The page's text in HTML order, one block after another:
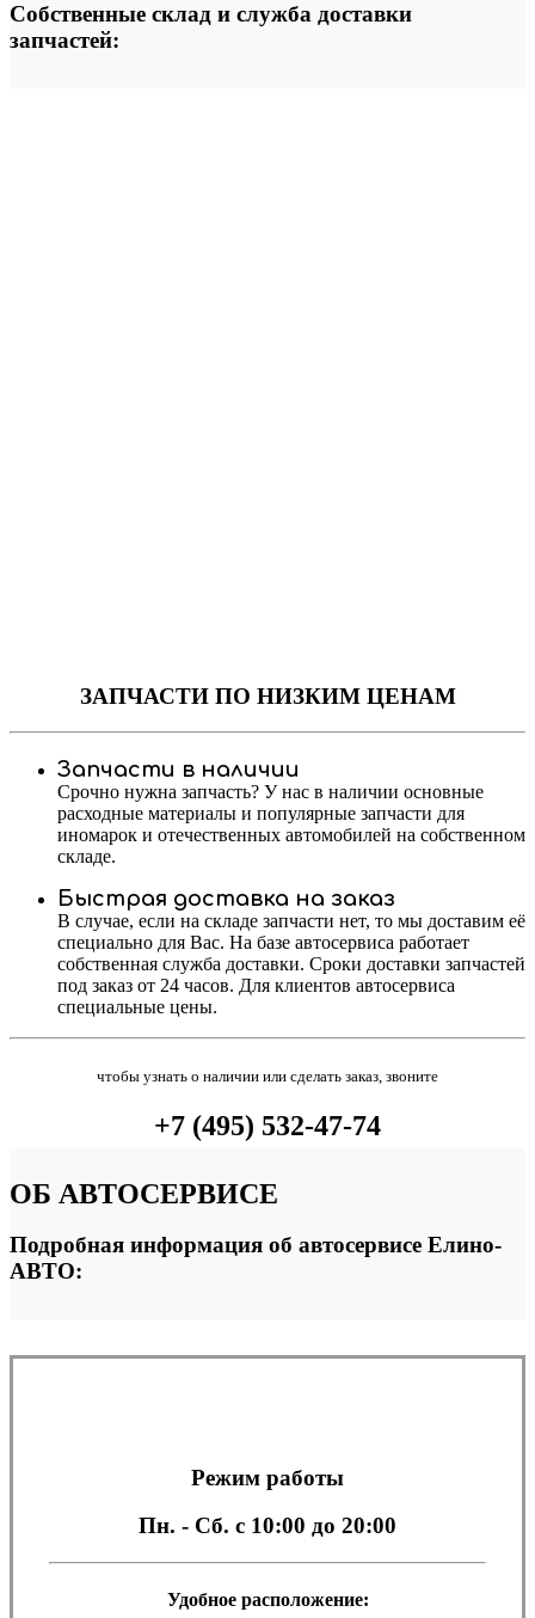
Собственные склад и служба доставки
запчастей:
ЗАПЧАСТИПО НИЗКИМ ЦЕНАМ
Запчасти в наличии
Срочно нужна запчасть? У нас в наличии основные
расходные материалы и популярные запчасти для
иномарок и отечественных автомобилей на собственном
складе.
Быстрая доставка на заказ
В случае, если на складе запчасти нет, то мы доставим её
специально для Вас. На базе автосервиса работает
собственная служба доставки. Сроки доставки запчастей
под заказ от 24 часов. Для клиентов автосервиса
специальные цены.
чтобы узнать о наличии или сделать заказ, звоните
+7 (495) 532-47-74
ОБ АВТОСЕРВИСЕ
Подробная информация об автосервисе Елино-
АВТО:
Режим работы
Пн. - Сб. с 10:00 до 20:00
Удобное расположение: